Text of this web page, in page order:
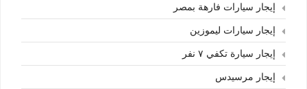
إيجار سيارات فارهة بمصر
إيجار سيارات ليموزين
إيجار سيارة تكفي ٧ نفر
إيجار مرسيدس